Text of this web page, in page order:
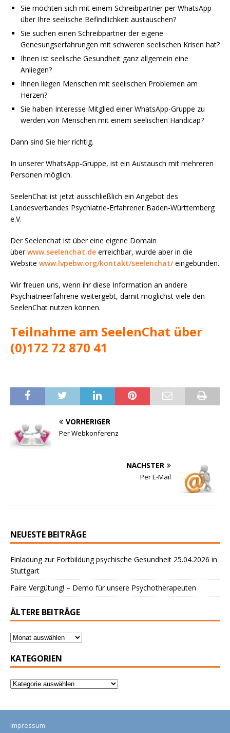
Sie möchten sich mit einem Schreibpartner per WhatsApp
über Ihre seelische Befindlichkeit austauschen?
Sie suchen einen Schreibpartner der eigene
Genesungserfahrungen mit schweren seelischen Krisen hat?
Ihnen ist seelische Gesundheit ganz allgemein eine
Anliegen?
Ihnen liegen Menschen mit seelischen Problemen am
Herzen?
Sie haben Interesse Mitglied einer WhatsApp-Gruppe zu
werden von Menschen mit einem seelischen Handicap?
Dann sind Sie hier richtig.
In unserer WhatsApp-Gruppe, ist ein Austausch mit mehreren
Personen möglich.
SeelenChat ist jetzt ausschließlich ein Angebot des
Landesverbandes Psychiatrie-Erfahrener Baden-Württemberg
e.V.
Der Seelenchat ist über eine eigene Domain
überwww.seelenchat.de erreichbar, wurde aber in die
Website www.lvpebw.org/kontakt/seelenchat/eingebunden.
Wir freuen uns, wenn ihr diese Information an andere
Psychiatrieerfahrene weitergebt, damit möglichst viele den
SeelenChat nutzen können.
Teilnahme am SeelenChat über
(0)172 72 870 41
VORHERIGER
Per Webkonferenz
NÄCHSTER
Per E-Mail
NEUESTE BEITRÄGE
Einladung zur Fortbildung psychische Gesundheit 25.04.2026 in
Stuttgart
Faire Vergütung! – Demo für unsere Psychotherapeuten
ÄLTERE BEITRÄGE
KATEGORIEN
Impressum